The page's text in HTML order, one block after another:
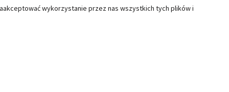
wykorzystanie przez nas wszystkich tych plików i